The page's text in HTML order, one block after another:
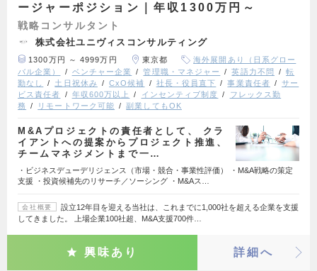
ージャーポジション｜年収1300万円～
戦略コンサルタント
株式会社ユニヴィスコンサルティング
1300万円 ～ 4999万円 東京都
海外展開あり（日系グロー
バル企業）
ベンチャー企業 管理職・マネジャー 英語力不問
転
勤なし
土日祝休み CxO候補 社長・役員直下 事業責任者
サー
ビス責任者
年収600万以上 インセンティブ制度
フレックス勤
務
リモートワーク可能 副業してもOK
M&Aプロジェクトの責任者として、 クラ
イアントへの提案からプロジェクト推進、
チームマネジメントまで一…
・ビジネスデューデリジェンス（市場・競合・事業性評価） ・M&A戦略の策定
支援 ・投資候補先のリサーチ／ソーシング ・M&Aス…
会社概要
設立12年目を迎える当社は、これまでに1,000社を超える企業を支援
してきました。 上場企業100社超、M&A支援700件…
興味あり 詳細へ